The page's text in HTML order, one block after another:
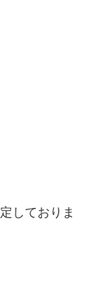
しておりま